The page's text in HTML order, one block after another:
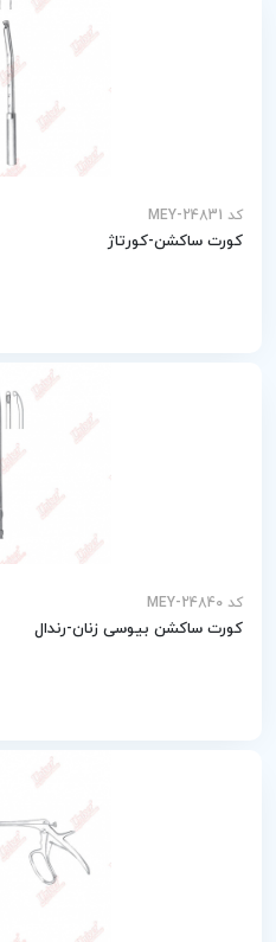
کد MEY-24831
کورت ساکشن-کورتاژ
کد MEY-24840
کورت ساکشن بیوسی زنان-رندال